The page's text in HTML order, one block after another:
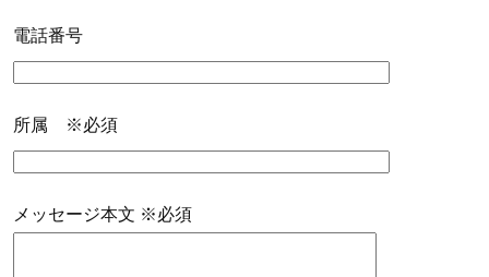
電話番号
所属 ※必須
メッセージ本文 ※必須